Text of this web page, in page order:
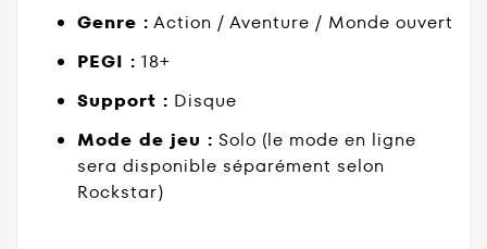
Genre : Action / Aventure / Monde ouvert
PEGI : 18+
Support : Disque
Mode de jeu : Solo (le mode en ligne
sera disponible séparément selon
Rockstar)